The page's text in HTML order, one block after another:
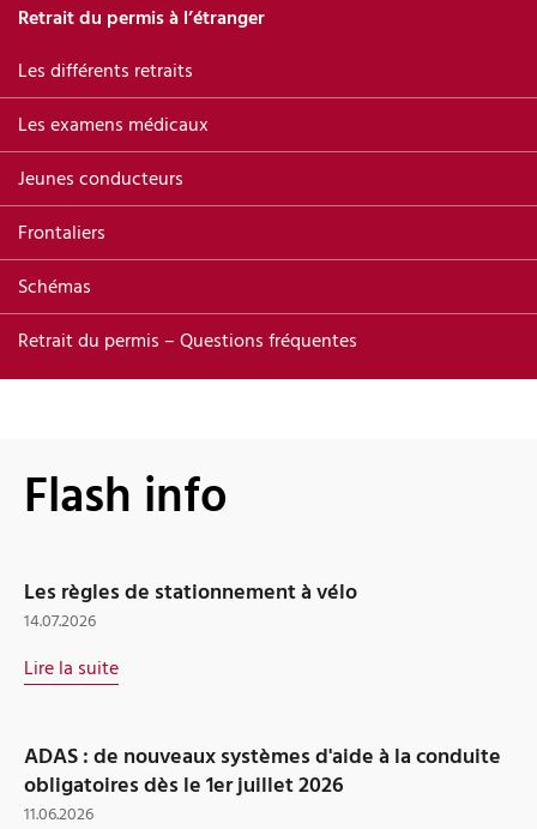
Les différents retraits
Les examens médicaux
Jeunes conducteurs
Frontaliers
Retrait du permis à l’étranger
Schémas
Retrait du permis – Questions fréquentes
Flash info
Les règles de stationnement à vélo
14.07.2026
Lire la suite
ADAS : de nouveaux systèmes d'aide à la conduite
obligatoires dès le 1er juillet 2026
11.06.2026